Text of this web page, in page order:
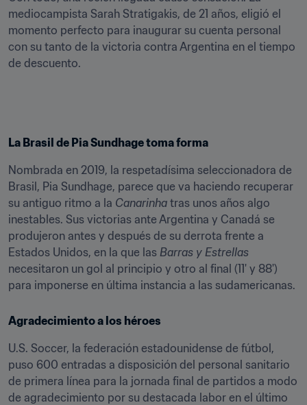
mediocampista Sarah Stratigakis, de 21 años, eligió el
momento perfecto para inaugurar su cuenta personal
con su tanto de la victoria contra Argentina en el tiempo
de descuento.
La Brasil de Pia Sundhage toma forma
Nombrada en 2019, la respetadísima seleccionadora de
Brasil, Pia Sundhage, parece que va haciendo recuperar
su antiguo ritmo a la Canarinha tras unos años algo
inestables. Sus victorias ante Argentina y Canadá se
produjeron antes y después de su derrota frente a
Estados Unidos, en la que las Barras y Estrellas
necesitaron un gol al principio y otro al final (11' y 88')
para imponerse en última instancia a las sudamericanas.
Agradecimiento a los héroes
U.S. Soccer, la federación estadounidense de fútbol,
puso 600 entradas a disposición del personal sanitario
de primera línea para la jornada final de partidos a modo
de agradecimiento por su destacada labor en el último